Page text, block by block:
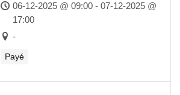
06-12-2025 @ 09:00 - 07-12-2025 @
17:00
-
Payé